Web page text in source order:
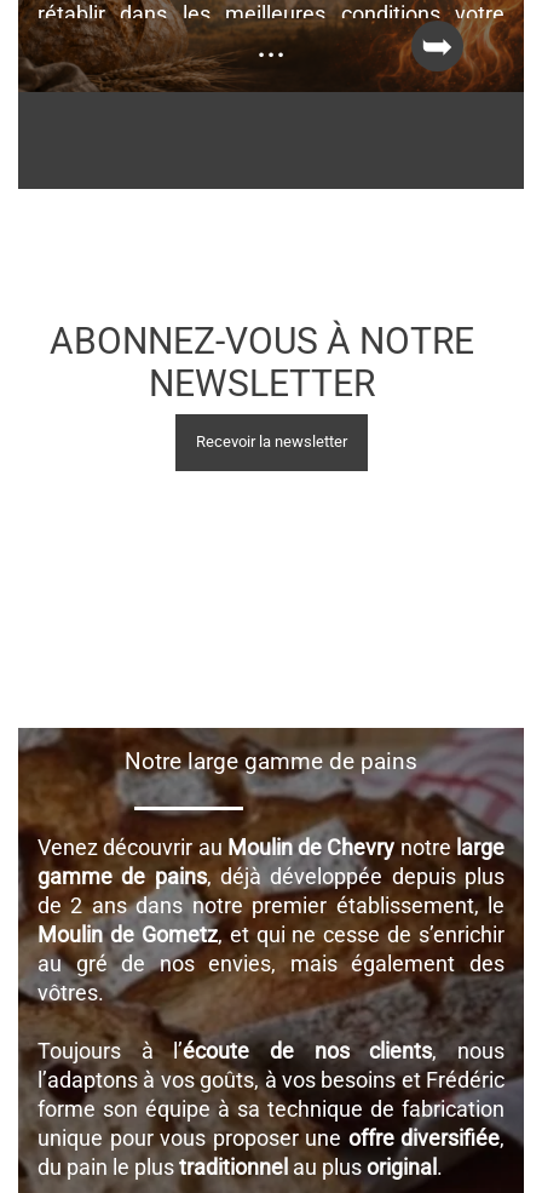
rétablir dans les meilleures conditions votre
boulangerie de Chevry.
En attendant, nous remercions notre clientèle de
conditions.
votre fidélité et votre compréhension dans cette
période difficile.
...
ABONNEZ-VOUS À NOTRE
NEWSLETTER
Recevoir la newsletter
Notre large gamme de pains
Venez découvrir au Moulin de Chevry notre large
gamme de pains, déjà développée depuis plus
de 2 ans dans notre premier établissement, le
Moulin de Gometz, et qui ne cesse de s’enrichir
au gré de nos envies, mais également des
vôtres.
Toujours à l’écoute de nos clients, nous
l’adaptons à vos goûts, à vos besoins et Frédéric
forme son équipe à sa technique de fabrication
unique pour vous proposer une offre diversifiée,
du pain le plus traditionnel au plus original .